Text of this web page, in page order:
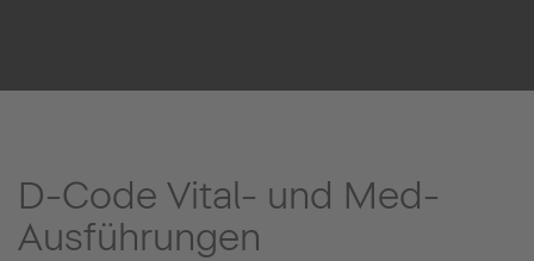
D-Code Vital- und Med-
Ausführungen